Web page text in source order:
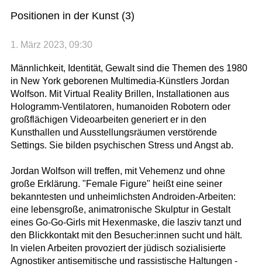
Positionen in der Kunst (3)
1. März 2023, 09:30
Männlichkeit, Identität, Gewalt sind die Themen des 1980
in New York geborenen Multimedia-Künstlers Jordan
Wolfson. Mit Virtual Reality Brillen, Installationen aus
Hologramm-Ventilatoren, humanoiden Robotern oder
großflächigen Videoarbeiten generiert er in den
Kunsthallen und Ausstellungsräumen verstörende
Settings. Sie bilden psychischen Stress und Angst ab.
Jordan Wolfson will treffen, mit Vehemenz und ohne
große Erklärung. "Female Figure" heißt eine seiner
bekanntesten und unheimlichsten Androiden-Arbeiten:
eine lebensgroße, animatronische Skulptur in Gestalt
eines Go-Go-Girls mit Hexenmaske, die lasziv tanzt und
den Blickkontakt mit den Besucher:innen sucht und hält.
In vielen Arbeiten provoziert der jüdisch sozialisierte
Agnostiker antisemitische und rassistische Haltungen -